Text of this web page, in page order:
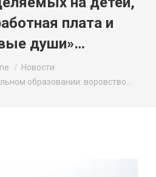
плата и
души»…
Новости
образовании: воровство…